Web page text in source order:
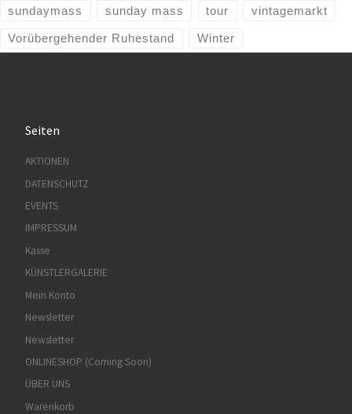
sundaymass sunday mass tour vintagemarkt
Vorübergehender Ruhestand Winter
Seiten
AKTIONEN
DATENSCHUTZ
EVENTS
IMPRESSUM
Kasse
KÜNSTLERGALERIE
Mein Konto
Newsletter
Newsletter
ONLINESHOP (Coming Soon)
ÜBER UNS
Warenkorb